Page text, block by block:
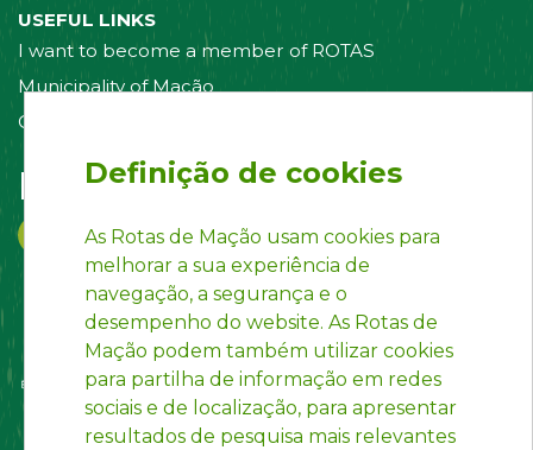
USEFUL LINKS
I want to become a member of ROTAS
Municipality of Mação
Contact us
Follow us on:
Definição de cookies
As Rotas de Mação usam cookies para
melhorar a sua experiência de
navegação, a segurança e o
desempenho do website. As Rotas de
Mação podem também utilizar cookies
para partilha de informação em redes
sociais e de localização, para apresentar
resultados de pesquisa mais relevantes